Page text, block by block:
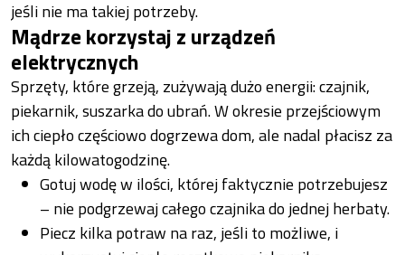
jeśli nie ma takiej potrzeby.
Mądrze korzystaj z urządzeń
elektrycznych
Sprzęty, które grzeją, zużywają dużo energii: czajnik,
piekarnik, suszarka do ubrań. W okresie przejściowym
ich ciepło częściowo dogrzewa dom, ale nadal płacisz za
każdą kilowatogodzinę.
Gotuj wodę w ilości, której faktycznie potrzebujesz
– nie podgrzewaj całego czajnika do jednej herbaty.
Piecz kilka potraw na raz, jeśli to możliwe, i